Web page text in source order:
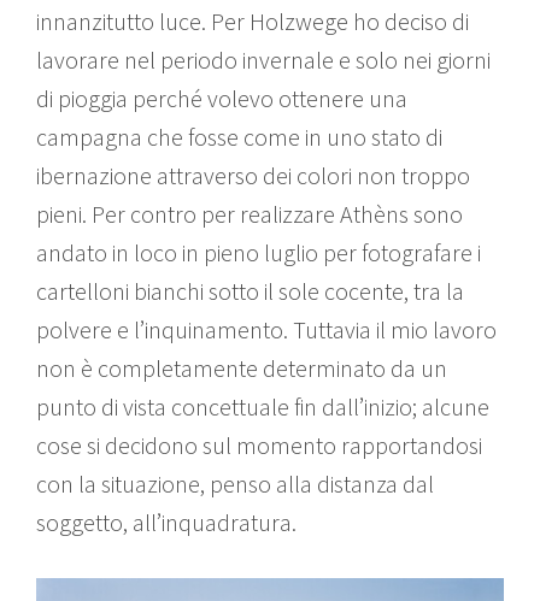
innanzitutto luce. Per Holzwege ho deciso di
lavorare nel periodo invernale e solo nei giorni
di pioggia perché volevo ottenere una
campagna che fosse come in uno stato di
ibernazione attraverso dei colori non troppo
pieni. Per contro per realizzare Athèns sono
andato in loco in pieno luglio per fotografare i
cartelloni bianchi sotto il sole cocente, tra la
polvere e l’inquinamento. Tuttavia il mio lavoro
non è completamente determinato da un
punto di vista concettuale fin dall’inizio; alcune
cose si decidono sul momento rapportandosi
con la situazione, penso alla distanza dal
soggetto, all’inquadratura.